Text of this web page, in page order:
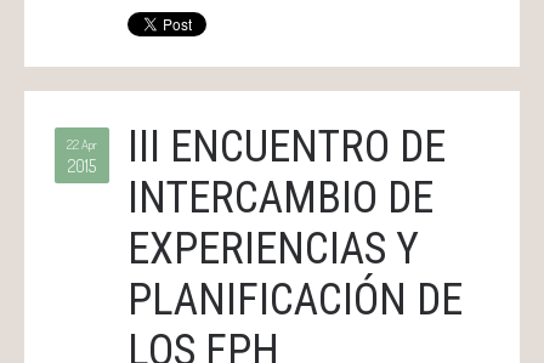
22 Apr
2015
III ENCUENTRO DE
INTERCAMBIO DE
EXPERIENCIAS Y
PLANIFICACIÓN DE
LOS FPH